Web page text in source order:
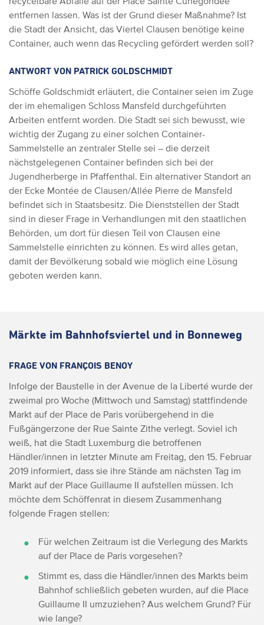
entfernen lassen. Was ist der Grund dieser Maßnahme? Ist
die Stadt der Ansicht, das Viertel Clausen benötige keine
Container, auch wenn das Recycling gefördert werden soll?
ANTWORT VON PATRICK GOLDSCHMIDT
Schöffe Goldschmidt erläutert, die Container seien im Zuge
der im ehemaligen Schloss Mansfeld durchgeführten
Arbeiten entfernt worden. Die Stadt sei sich bewusst, wie
wichtig der Zugang zu einer solchen Container-
Sammelstelle an zentraler Stelle sei – die derzeit
nächstgelegenen Container befinden sich bei der
Jugendherberge in Pfaffenthal. Ein alternativer Standort an
der Ecke Montée de Clausen/Allée Pierre de Mansfeld
befindet sich in Staatsbesitz. Die Dienststellen der Stadt
sind in dieser Frage in Verhandlungen mit den staatlichen
Behörden, um dort für diesen Teil von Clausen eine
Sammelstelle einrichten zu können. Es wird alles getan,
damit der Bevölkerung sobald wie möglich eine Lösung
geboten werden kann.
Märkte im Bahnhofsviertel und in Bonneweg
FRAGE VON FRANÇOIS BENOY
Infolge der Baustelle in der Avenue de la Liberté wurde der
zweimal pro Woche (Mittwoch und Samstag) stattfindende
Markt auf der Place de Paris vorübergehend in die
Fußgängerzone der Rue Sainte Zithe verlegt. Soviel ich
weiß, hat die Stadt Luxemburg die betroffenen
Händler/innen in letzter Minute am Freitag, den 15. Februar
2019 informiert, dass sie ihre Stände am nächsten Tag im
Markt auf der Place Guillaume II aufstellen müssen. Ich
möchte dem Schöffenrat in diesem Zusammenhang
folgende Fragen stellen:
Für welchen Zeitraum ist die Verlegung des Markts
auf der Place de Paris vorgesehen?
Stimmt es, dass die Händler/innen des Markts beim
Bahnhof schließlich gebeten wurden, auf die Place
Guillaume II umzuziehen? Aus welchem Grund? Für
wie lange?